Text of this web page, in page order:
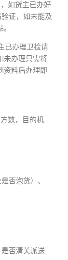
如货主已办好
证，如未能及
已办理卫检请
未办理只需将
资料后办理即
数，目的机
否泡货）、
否清关派送